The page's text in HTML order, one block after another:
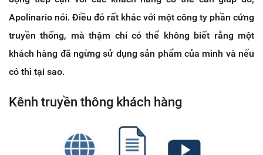
Apolinario nói. Điều đó rất khác với một công ty phần cứng
truyền thống, mà thậm chí có thể không biết rằng một
khách hàng đã ngừng sử dụng sản phẩm của mình và nếu
có thì tại sao.
Kênh truyền thông khách hàng